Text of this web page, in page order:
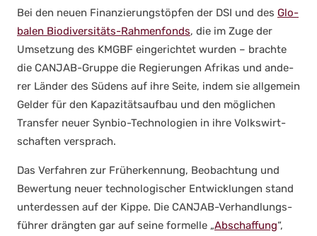
Bei den neu­en Finan­zie­rungs­töp­fen der DSI und des Glo­
ba­len Bio­di­ver­si­täts-Rah­men­fonds, die im Zuge der
Umset­zung des KMGBF ein­ge­rich­tet wur­den – brach­te
die CAN­JAB-Grup­pe die Regie­run­gen Afri­kas und ande­
rer Län­der des Südens auf ihre Sei­te, indem sie all­ge­mein
Gel­der für den Kapa­zi­täts­auf­bau und den mög­li­chen
Trans­fer neu­er Syn­bio-Tech­no­lo­gien in ihre Volks­wirt­
schaf­ten ver­sprach.
Das Ver­fah­ren zur Früh­erken­nung, Beob­ach­tung und
Bewer­tung neu­er tech­no­lo­gi­scher Ent­wick­lun­gen stand
unter­des­sen auf der Kip­pe. Die CAN­JAB-Ver­hand­lungs­
füh­rer dräng­ten gar auf sei­ne for­mel­le „Abschaf­fung“,